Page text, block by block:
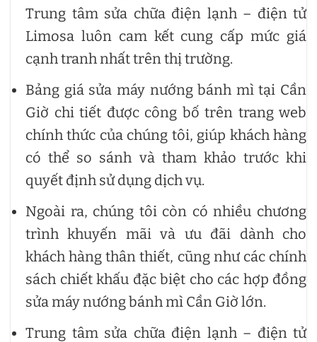
Trung tâm sửa chữa điện lạnh – điện tử
Limosa luôn cam kết cung cấp mức giá
cạnh tranh nhất trên thị trường.
Bảng giá sửa máy nướng bánh mì tại Cần
Giờ chi tiết được công bố trên trang web
chính thức của chúng tôi, giúp khách hàng
có thể so sánh và tham khảo trước khi
quyết định sử dụng dịch vụ.
Ngoài ra, chúng tôi còn có nhiều chương
trình khuyến mãi và ưu đãi dành cho
khách hàng thân thiết, cũng như các chính
sách chiết khấu đặc biệt cho các hợp đồng
sửa máy nướng bánh mì Cần Giờ lớn.
Trung tâm sửa chữa điện lạnh – điện tử